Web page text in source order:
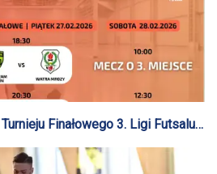
Finałowego 3. Ligi Futsalu